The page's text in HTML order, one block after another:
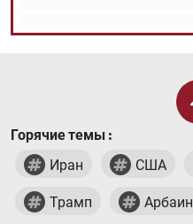
Горячие темы :
Иран
США
Трамп Арбаин